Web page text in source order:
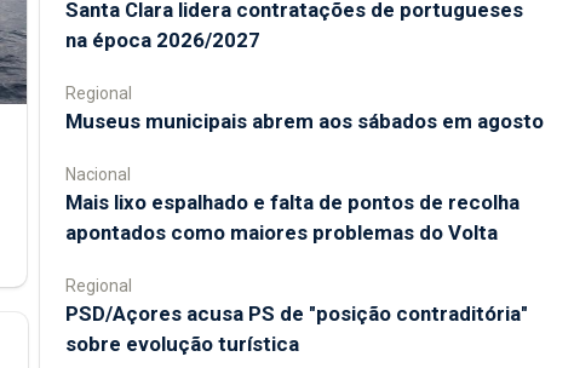
Santa Clara lidera contratações de portugueses
na época 2026/2027
Regional
Museus municipais abrem aos sábados em agosto
Nacional
Mais lixo espalhado e falta de pontos de recolha
apontados como maiores problemas do Volta
Regional
PSD/Açores acusa PS de "posição contraditória"
sobre evolução turística